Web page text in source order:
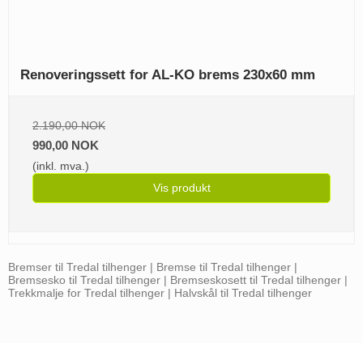
Renoveringssett for AL-KO brems 230x60 mm
2.190,00 NOK
990,00 NOK
(inkl. mva.)
Vis produkt
Bremser til Tredal tilhenger | Bremse til Tredal tilhenger |
Bremsesko til Tredal tilhenger | Bremseskosett til Tredal tilhenger |
Trekkmalje for Tredal tilhenger | Halvskål til Tredal tilhenger